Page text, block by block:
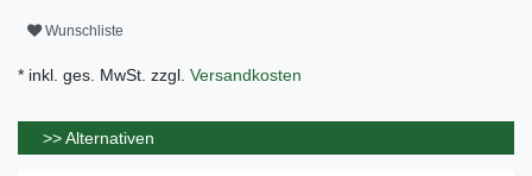
Wunschliste
* inkl. ges. MwSt. zzgl. Versandkosten
>> Alternativen